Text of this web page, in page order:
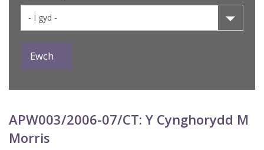
APW003/2006-07/CT: Y Cynghorydd M
Morris